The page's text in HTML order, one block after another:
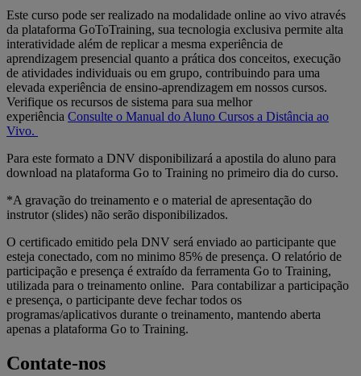
Este curso pode ser realizado na modalidade online ao vivo através
da plataforma GoToTraining, sua tecnologia exclusiva permite alta
interatividade além de replicar a mesma experiência de
aprendizagem presencial quanto a prática dos conceitos, execução
de atividades individuais ou em grupo, contribuindo para uma
elevada experiência de ensino-aprendizagem em nossos cursos.
Verifique os recursos de sistema para sua melhor
experiência Consulte o Manual do Aluno Cursos a Distância ao
Vivo.
Para este formato a DNV disponibilizará a apostila do aluno para
download na plataforma Go to Training no primeiro dia do curso.
*A gravação do treinamento e o material de apresentação do
instrutor (slides) não serão disponibilizados.
O certificado emitido pela DNV será enviado ao participante que
esteja conectado, com no minimo 85% de presença. O relatório de
participação e presença é extraído da ferramenta Go to Training,
utilizada para o treinamento online. Para contabilizar a participação
e presença, o participante deve fechar todos os
programas/aplicativos durante o treinamento, mantendo aberta
apenas a plataforma Go to Training.
Contate-nos